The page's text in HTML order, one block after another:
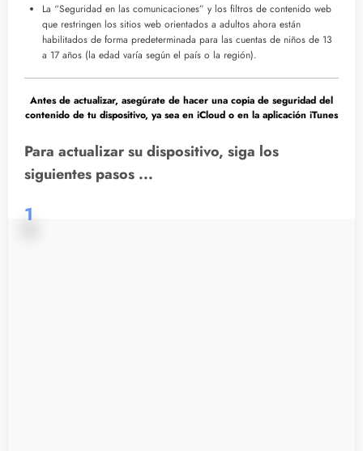
La “Seguridad en las comunicaciones” y los filtros de contenido web
que restringen los sitios web orientados a adultos ahora están
habilitados de forma predeterminada para las cuentas de niños de 13
a 17 años (la edad varía según el país o la región).
Antes de actualizar, asegúrate de hacer una copia de seguridad del
contenido de tu dispositivo, ya sea en iCloud o en la aplicación iTunes
Para actualizar su dispositivo, siga los
siguientes pasos ...
1